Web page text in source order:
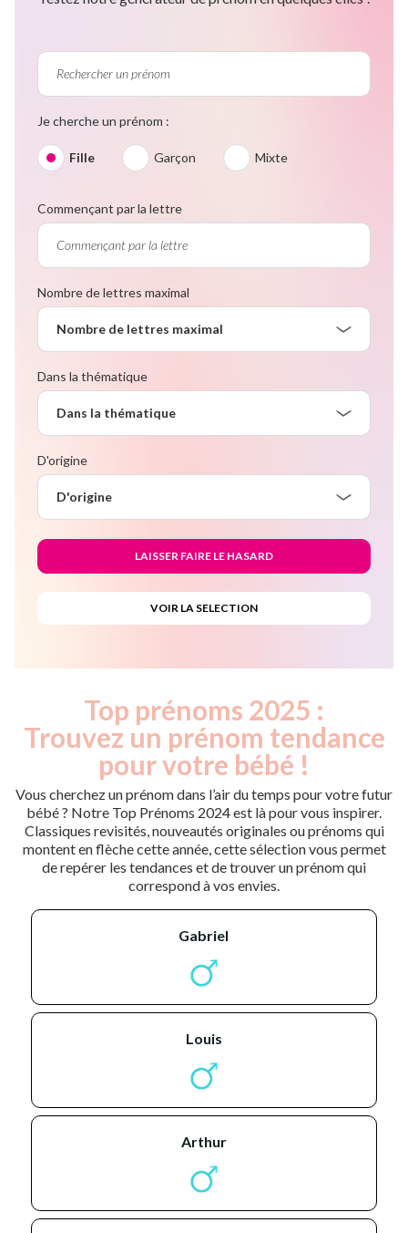
Je cherche un prénom :
Fille Garçon Mixte
Commençant par la lettre
Nombre de lettres maximal
Nombre de lettres maximal
Dans la thématique
Dans la thématique
D'origine
D'origine
Top prénoms 2025 :
Trouvez un prénom tendance
pour votre bébé !
Vous cherchez un prénom dans l’air du temps pour votre futur
bébé ? Notre Top Prénoms 2024 est là pour vous inspirer.
Classiques revisités, nouveautés originales ou prénoms qui
montent en flèche cette année, cette sélection vous permet
de repérer les tendances et de trouver un prénom qui
correspond à vos envies.
gabriel
louis
arthur